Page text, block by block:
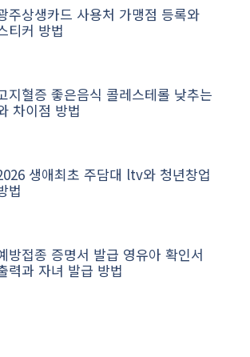
주상생카드 사용처 가맹점 등록와
티커 방법
지혈증 좋은음식 콜레스테롤 낮추는
차이점 방법
생애최초 주담대 ltv와 청년창업
법
방접종 증명서 발급 영유아 확인서
력과 자녀 발급 방법